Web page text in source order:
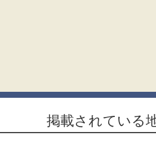
掲載されている